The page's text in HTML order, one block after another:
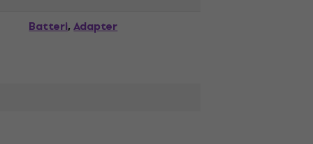
Batteri,Adapter